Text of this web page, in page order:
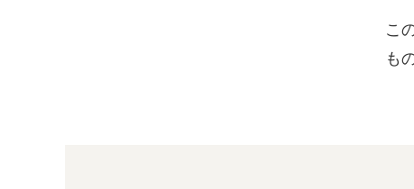
こ
も